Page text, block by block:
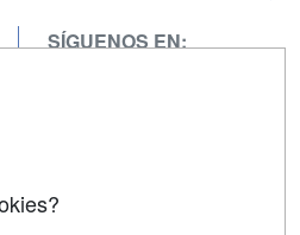
SÍGUENOS EN: